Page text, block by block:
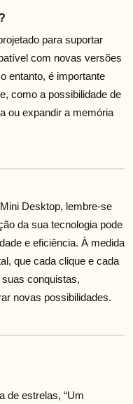
para suportar
com novas versões
entanto, é importante
como a possibilidade de
ou expandir a memória
Desktop, lembre-se
da sua tecnologia pode
e eficiência. À medida
que cada clique e cada
conquistas,
novas possibilidades.
de estrelas, “Um